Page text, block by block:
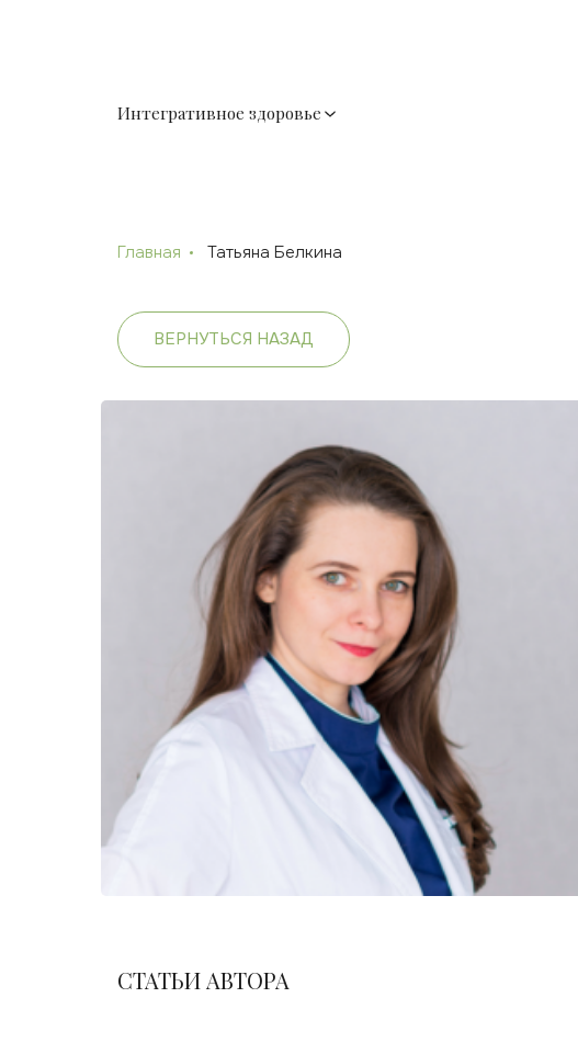
Интегративное здоровье
Главная Татьяна Белкина
ВЕРНУТЬСЯ НАЗАД
СТАТЬИ АВТОРА